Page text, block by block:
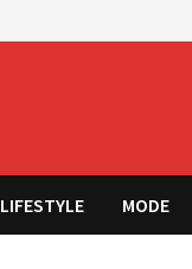
LIFESTYLE MODE